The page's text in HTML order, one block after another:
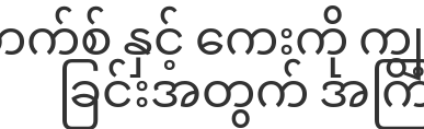
က်စ် နှင့် ကေးကို ကျွ
ခြင်းအတွက် အကြံ